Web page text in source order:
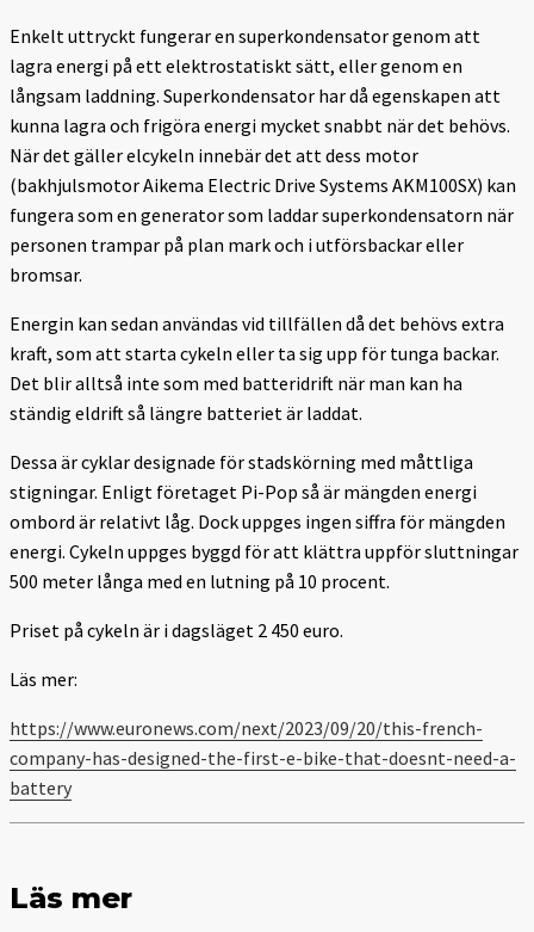
Enkelt uttryckt fungerar en superkondensator genom att
lagra energi på ett elektrostatiskt sätt, eller genom en
långsam laddning. Superkondensator har då egenskapen att
kunna lagra och frigöra energi mycket snabbt när det behövs.
När det gäller elcykeln innebär det att dess motor
(bakhjulsmotor Aikema Electric Drive Systems AKM100SX) kan
fungera som en generator som laddar superkondensatorn när
personen trampar på plan mark och i utförsbackar eller
bromsar.
Energin kan sedan användas vid tillfällen då det behövs extra
kraft, som att starta cykeln eller ta sig upp för tunga backar.
Det blir alltså inte som med batteridrift när man kan ha
ständig eldrift så längre batteriet är laddat.
Dessa är cyklar designade för stadskörning med måttliga
stigningar. Enligt företaget Pi-Pop så är mängden energi
ombord är relativt låg. Dock uppges ingen siffra för mängden
energi. Cykeln uppges byggd för att klättra uppför sluttningar
500 meter långa med en lutning på 10 procent.
Priset på cykeln är i dagsläget 2 450 euro.
Läs mer:
https://www.euronews.com/next/2023/09/20/this-french-
company-has-designed-the-first-e-bike-that-doesnt-need-a-
battery
Läs mer